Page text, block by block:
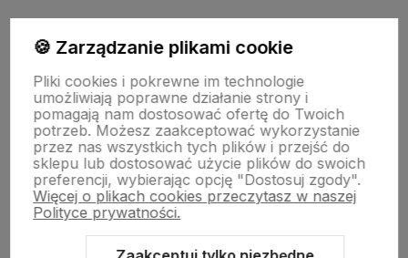
PŁATNOŚCI I DOSTAWA
INFORMACJE
O NAS
🍪 Zarządzanie plikami cookie
Pliki cookies i pokrewne im technologie
umożliwiają poprawne działanie strony i
pomagają nam dostosować ofertę do Twoich
potrzeb. Możesz zaakceptować wykorzystanie
przez nas wszystkich tych plików i przejść do
sklepu lub dostosować użycie plików do swoich
preferencji, wybierając opcję "Dostosuj zgody".
Więcej o plikach cookies przeczytasz w naszej
Polityce prywatności.